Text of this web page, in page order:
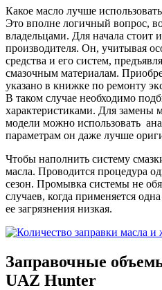
Какое масло лучше
Это вполне логичный вопрос,
владельцами. Для начала стоит
производителя. Он, учитывая
средства и его систем,
смазочным материалам.
указано в книжке по ремонту
В таком случае необходимо
характеристиками. Для замены
модели можно использовать
параметрам он даже лучше
Чтобы наполнить систему
масла. Проводится процедура
сезон. Промывка системы не
случаев, когда применяется
ее загрязнения низкая.
Заправочные
UAZ Hunter